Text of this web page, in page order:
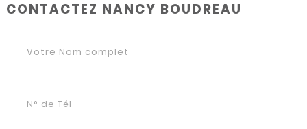
CONTACTEZ NANCY BOUDREAU